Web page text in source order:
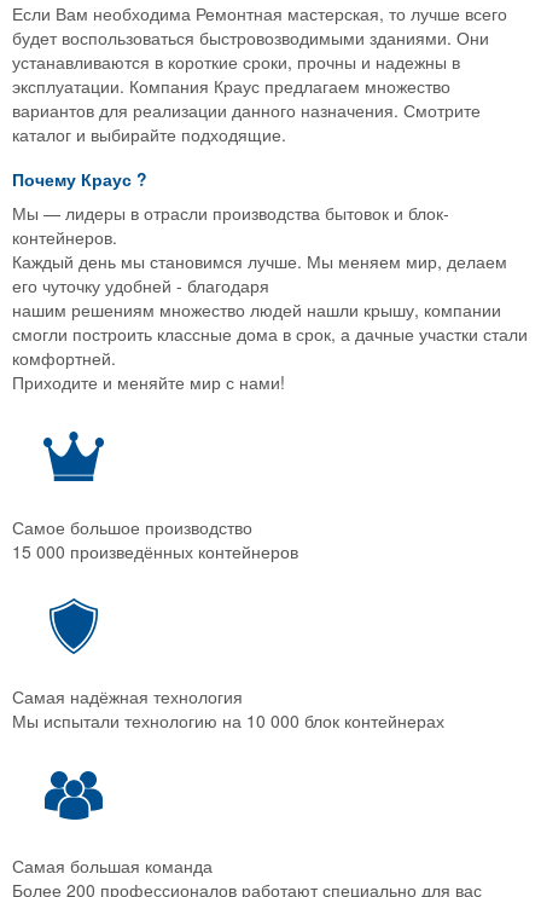
Если Вам необходима Ремонтная мастерская, то лучше всего
будет воспользоваться быстровозводимыми зданиями. Они
устанавливаются в короткие сроки, прочны и надежны в
эксплуатации. Компания Краус предлагаем множество
вариантов для реализации данного назначения. Смотрите
каталог и выбирайте подходящие.
Почему Краус ?
Мы — лидеры в отрасли производства бытовок и блок-
контейнеров.
Каждый день мы становимся лучше. Мы меняем мир, делаем
его чуточку удобней - благодаря
нашим решениям множество людей нашли крышу, компании
смогли построить классные дома в срок, а дачные участки стали
комфортней.
Приходите и меняйте мир с нами!
Самое большое производство
15 000 произведённых контейнеров
Самая надёжная технология
Мы испытали технологию на 10 000 блок контейнерах
Самая большая команда
Более 200 профессионалов работают специально для вас